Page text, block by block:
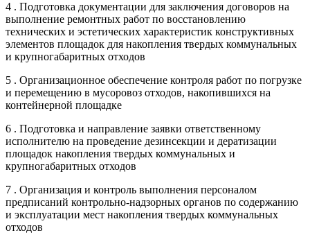
4 . Подготовка документации для заключения договоров на
выполнение ремонтных работ по восстановлению
технических и эстетических характеристик конструктивных
элементов площадок для накопления твердых коммунальных
и крупногабаритных отходов
5 . Организационное обеспечение контроля работ по погрузке
и перемещению в мусоровоз отходов, накопившихся на
контейнерной площадке
6 . Подготовка и направление заявки ответственному
исполнителю на проведение дезинсекции и дератизации
площадок накопления твердых коммунальных и
крупногабаритных отходов
7 . Организация и контроль выполнения персоналом
предписаний контрольно-надзорных органов по содержанию
и эксплуатации мест накопления твердых коммунальных
отходов